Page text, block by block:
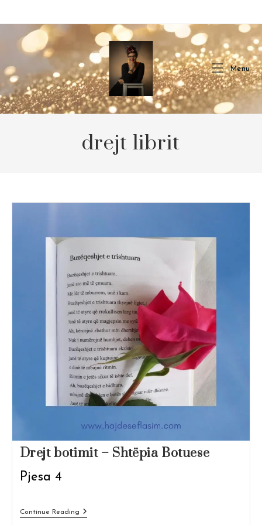
content
Menu
drejt librit
Drejt botimit – Shtëpia Botuese
Pjesa 4
Continue ReadingDrejt